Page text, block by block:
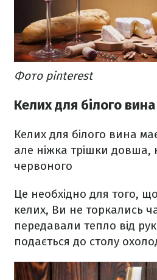
Фото pinterest
Келих для білого вина
Келих для білого вина
але ніжка трішки довша,
червоного
Це необхідно для того,
келих, Ви не торкались
передавали тепло від
подається до столу